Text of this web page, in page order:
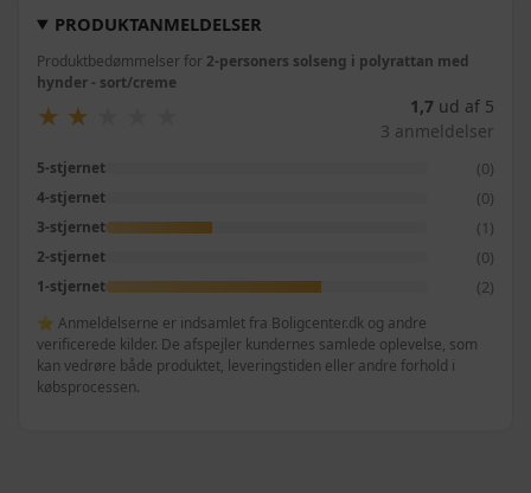
PRODUKTANMELDELSER
Produktbedømmelser for 2-personers solseng i polyrattan med
hynder - sort/creme
★
★ ★
★ 1,7 ud af 5
3 anmeldelser
5-stjernet (0)
4-stjernet (0)
3-stjernet (1)
2-stjernet (0)
1-stjernet (2)
⭐ Anmeldelserne er indsamlet fra Boligcenter.dk og andre
verificerede kilder. De afspejler kundernes samlede oplevelse, som
kan vedrøre både produktet, leveringstiden eller andre forhold i
købsprocessen.